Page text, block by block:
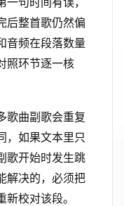
后整首歌仍然偏
音频在段落数量
照环节逐一核
歌曲副歌会重复
，如果文本里只
歌开始时发生跳
解决的，必须把
校对该段。